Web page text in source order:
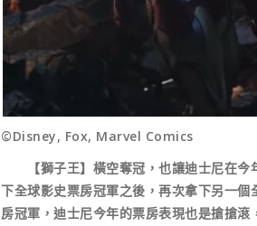
©Disney, Fox, Marvel Comics
【獅子王】橫空奪冠，也讓迪士尼在今
下全球影史票房冠軍之後，再次拿下另一
房冠軍，迪士尼今年的票房表現也是搶搶